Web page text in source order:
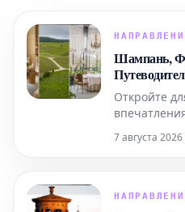
Шампань,
Вина
Откройте
ярких
поесть и
7 августа 2026